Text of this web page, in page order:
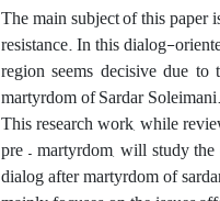
The main subject of this
resistance. In this dialog-
region seems decisive due
martyrdom of Sardar
This research work, while
pre – martyrdom, will study
dialog after martyrdom of